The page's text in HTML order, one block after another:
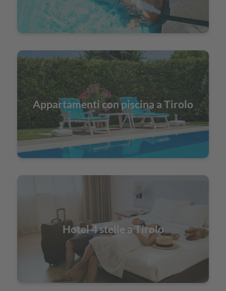
Appartamenti con piscina a Tirolo
Hotel 4 stelle a Tirolo